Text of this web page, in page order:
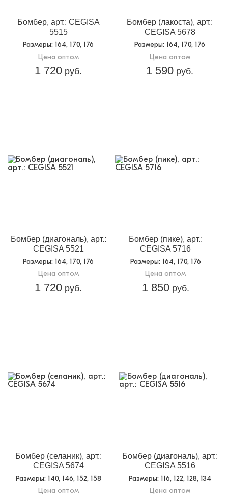
Бомбер, арт.: CEGISA
5515
Размеры: 164, 170, 176
Цена оптом
1 720 руб.
Бомбер (лакоста), арт.:
CEGISA 5678
Размеры: 164, 170, 176
Цена оптом
1 590 руб.
Бомбер (диагональ), арт.:
CEGISA 5521
Размеры: 164, 170, 176
Цена оптом
1 720 руб.
Бомбер (пике), арт.:
CEGISA 5716
Размеры: 164, 170, 176
Цена оптом
1 850руб.
Бомбер (селаник), арт.:
CEGISA 5674
Размеры: 140, 146, 152, 158
Цена оптом
Бомбер (диагональ), арт.:
CEGISA 5516
Размеры: 116, 122, 128, 134
Цена оптом